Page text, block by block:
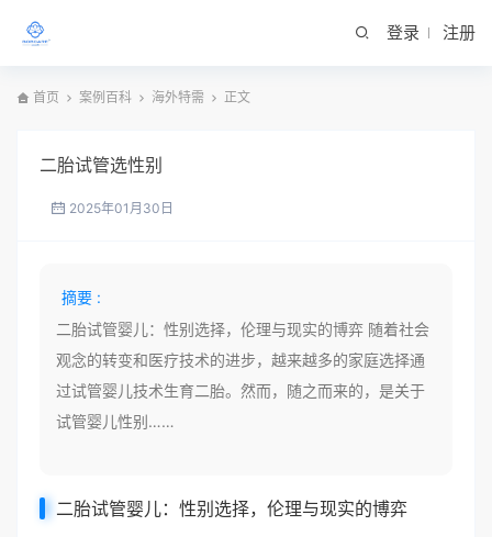
登录 注册
首页 案例百科 海外特需 正文
二胎试管选性别
2025年01月30日
摘要 :
二胎试管婴儿：性别选择，伦理与现实的博弈 随着社会
观念的转变和医疗技术的进步，越来越多的家庭选择通
过试管婴儿技术生育二胎。然而，随之而来的，是关于
试管婴儿性别……
二胎试管婴儿：性别选择，伦理与现实的博弈